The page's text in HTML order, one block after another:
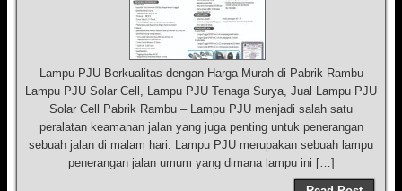
Lampu PJU Berkualitas dengan Harga Murah di Pabrik Rambu
Lampu PJU Solar Cell, Lampu PJU Tenaga Surya, Jual Lampu PJU
Solar Cell Pabrik Rambu – Lampu PJU menjadi salah satu
peralatan keamanan jalan yang juga penting untuk penerangan
sebuah jalan di malam hari. Lampu PJU merupakan sebuah lampu
penerangan jalan umum yang dimana lampu ini […]